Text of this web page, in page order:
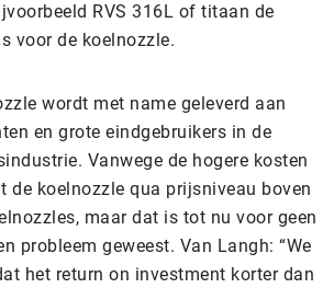
RVS 316L of titaan de
voor de koelnozzle.
wordt met name geleverd aan
en grote eindgebruikers in de
Vanwege de hogere kosten
de koelnozzle qua prijsniveau boven
maar dat is tot nu voor geen
probleem geweest. Van Langh: “We
het return on investment korter dan